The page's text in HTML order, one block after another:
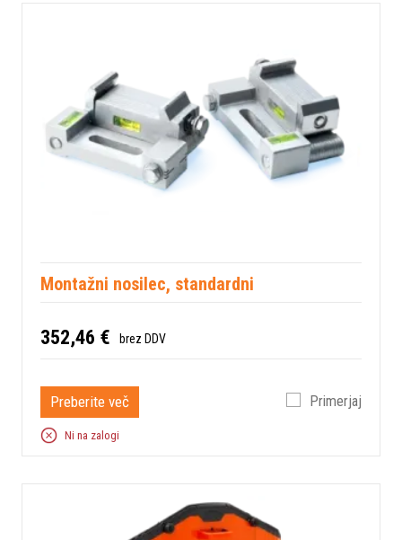
Montažni nosilec, standardni
352,46 € brez DDV
Preberite več Primerjaj
Ni na zalogi